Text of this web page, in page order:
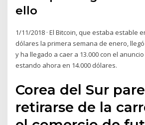
ello
1/11/2018 · El Bitcoin, que estaba estable
dólares la primera semana de enero,
y ha llegado a caer a 13.000 con el
estando ahora en 14.000 dólares.
Corea del Sur
retirarse de la